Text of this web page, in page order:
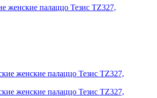
женские палаццо Тезис TZ327,